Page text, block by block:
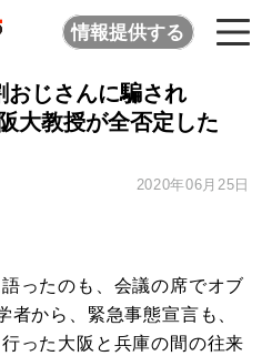
情報提供する
おじさんに騙され
大教授が全否定した
2020年06月25日
ったのも、会議の席でオブ
者から、緊急事態宣言も、
った大阪と兵庫の間の往来